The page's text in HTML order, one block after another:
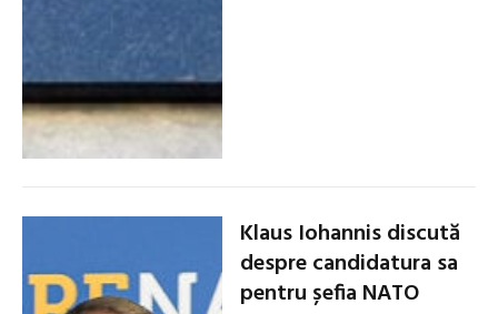
Klaus Iohannis discută
despre candidatura sa
pentru șefia NATO